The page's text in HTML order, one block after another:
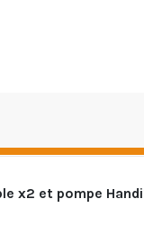
x2 et pompe